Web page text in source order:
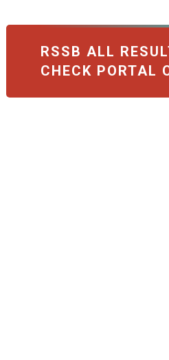
RSSB ALL
CHECK PORTAL